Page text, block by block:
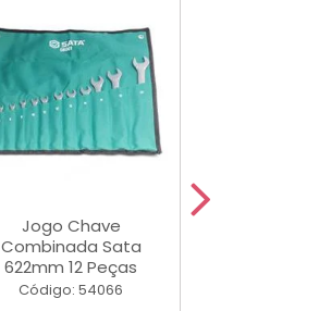
Jogo Chave
Combinada Sata
622mm 12 Peças
Código: 54066